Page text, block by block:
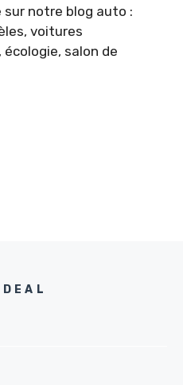
notre blog auto :
voitures
salon de